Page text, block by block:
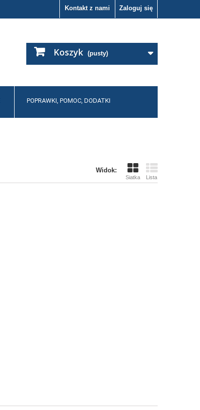
Zaloguj się
Kontakt z nami
Koszyk (pusty)
POPRAWKI, POMOC, DODATKI
Widok:
Siatka Lista